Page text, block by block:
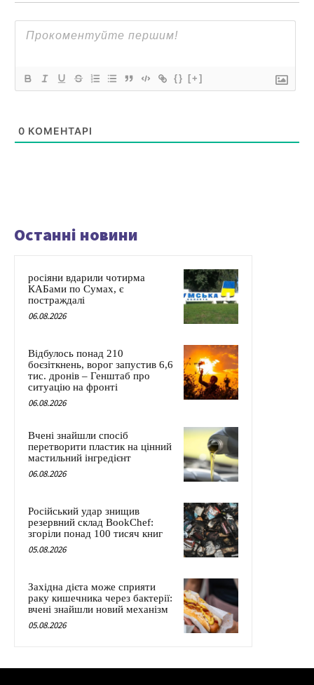
{} [+]
0 КОМЕНТАРІ
Останні новини
росіяни вдарили чотирма
КАБами по Сумах, є
постраждалі
06.08.2026
Відбулось понад 210
боєзіткнень, ворог запустив 6,6
тис. дронів – Генштаб про
ситуацію на фронті
06.08.2026
Вчені знайшли спосіб
перетворити пластик на цінний
мастильний інгредієнт
06.08.2026
Російський удар знищив
резервний склад BookChef:
згоріли понад 100 тисяч книг
05.08.2026
Західна дієта може сприяти
раку кишечника через бактерії:
вчені знайшли новий механізм
05.08.2026